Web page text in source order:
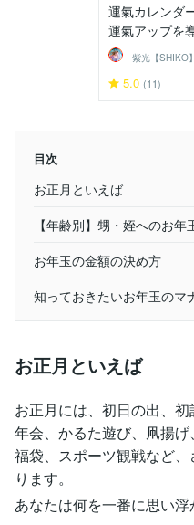
運氣カレンダ
運氣アップを
5.0 (11)
目次
お正月といえば
【年齢別】甥・姪へのお年
お年玉の金額の決め方
知っておきたいお年玉のマ
お正月といえば
お正月には、初日の出、
年会、かるた遊び、凧揚げ
福袋、スポーツ観戦など
ります。
あなたは何を一番に思い浮